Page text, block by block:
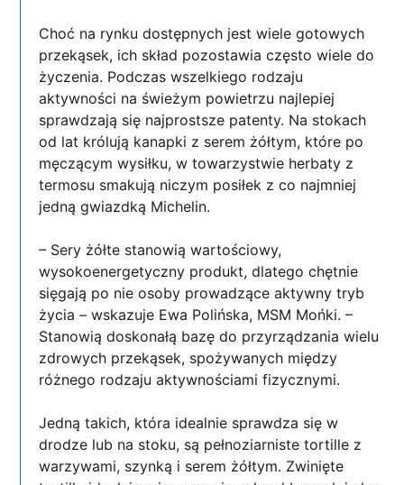
Choć na rynku dostępnych jest wiele gotowych
przekąsek, ich skład pozostawia często wiele do
życzenia. Podczas wszelkiego rodzaju
aktywności na świeżym powietrzu najlepiej
sprawdzają się najprostsze patenty. Na stokach
od lat królują kanapki z serem żółtym, które po
męczącym wysiłku, w towarzystwie herbaty z
termosu smakują niczym posiłek z co najmniej
jedną gwiazdką Michelin.
– Sery żółte stanowią wartościowy,
wysokoenergetyczny produkt, dlatego chętnie
sięgają po nie osoby prowadzące aktywny tryb
życia – wskazuje Ewa Polińska, MSM Mońki. –
Stanowią doskonałą bazę do przyrządzania wielu
zdrowych przekąsek, spożywanych między
różnego rodzaju aktywnościami fizycznymi.
Jedną takich, która idealnie sprawdza się w
drodze lub na stoku, są pełnoziarniste tortille z
warzywami, szynką i serem żółtym. Zwinięte